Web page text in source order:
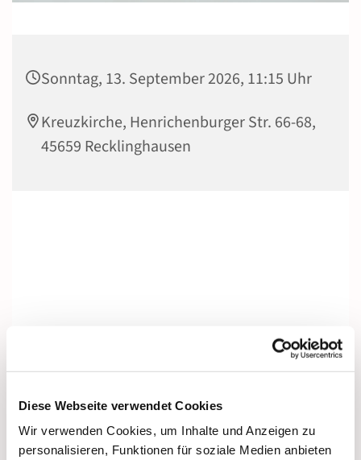
Diese Webseite verwendet Cookies
Wir verwenden Cookies, um Inhalte und Anzeigen zu
personalisieren, Funktionen für soziale Medien anbieten
Sonntag, 13. September 2026, 11:15 Uhr
Kreuzkirche, Henrichenburger Str. 66-68,
45659 Recklinghausen